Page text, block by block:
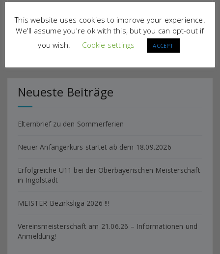
rbt
Neueste Beiträge
Elternbrief zu den Sommerferien
Neuer Anfängerkurs startet ab dem 18.09.2026
Erfolgreiche U11 bei der Oberbayerischen Meisterschaft
in Ingolstadt
MEISTER Bezirksliga 2026 !!!
Vereinsmeisterschaft am 21.06.26 – Informationen und
Anmeldung!
This website uses cookies to improve your experience.
We'll assume you're ok with this, but you can opt-out if
you wish.
Cookie settings ACCEPT